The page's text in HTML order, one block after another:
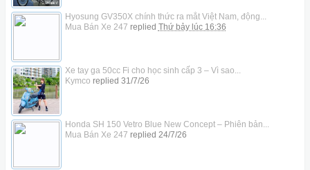
Hyosung GV350X chính thức ra mắt Việt Nam, động...
Mua Bán Xe 247 replied Thứ bảy lúc 16:36
Xe tay ga 50cc Fi cho học sinh cấp 3 – Vì sao...
Kymco replied 31/7/26
Honda SH 150 Vetro Blue New Concept – Phiên bản...
Mua Bán Xe 247 replied 24/7/26